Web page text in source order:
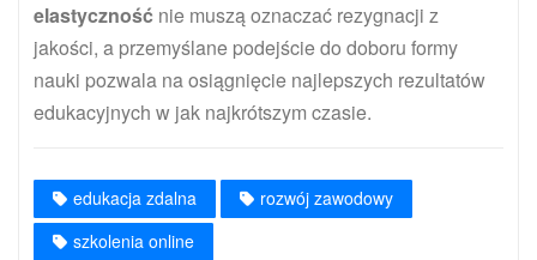
elastyczność nie muszą oznaczać rezygnacji z
jakości, a przemyślane podejście do doboru formy
nauki pozwala na osiągnięcie najlepszych rezultatów
edukacyjnych w jak najkrótszym czasie.
edukacja zdalna
rozwój zawodowy
szkolenia online